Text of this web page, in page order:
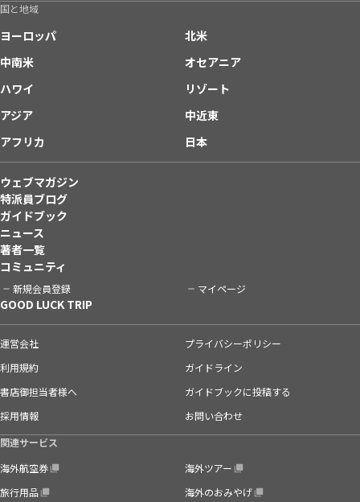
国と地域
ヨーロッパ
北米
中南米
オセアニア
ハワイ
リゾート
アジア
中近東
アフリカ
日本
ウェブマガジン
特派員ブログ
ガイドブック
ニュース
著者一覧
コミュニティ
新規会員登録 マイページ
GOOD LUCK TRIP
運営会社
プライバシーポリシー
利用規約
ガイドライン
書店御担当者様へ
ガイドブックに投稿する
採用情報
お問い合わせ
関連サービス
海外航空券
海外ツアー
旅行用品
海外のおみやげ